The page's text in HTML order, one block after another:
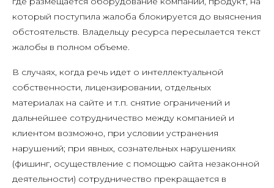
который поступила жалоба блокируется до выяснения
обстоятельств. Владельцу ресурса пересылается текст
жалобы в полном объеме.
В случаях, когда речь идет о интеллектуальной
собственности, лицензировании, отдельных
материалах на сайте и т.п. снятие ограничений и
дальнейшее сотрудничество между компанией и
клиентом возможно, при условии устранения
нарушений; при явных, сознательных нарушениях
(фишинг, осуществление с помощью сайта незаконной
деятельности) сотрудничество прекращается в